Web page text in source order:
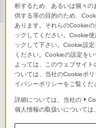
アプリケーションソ
フトウェア
機器ア
ァーム
32型業務用4K液晶モニター
PVM-X3200
析するため、あるいは個々
供する等の目的のため、
あります。それらのCookie
ックしてください。Cookie
ックして下さい。Cookie設
ください。Cookieの設定を
よっては、このウェブサイ
ついては、当社のCookieポ
イバシーポリシーをご覧くだ
詳細については、当社の
個人情報の取扱いについては